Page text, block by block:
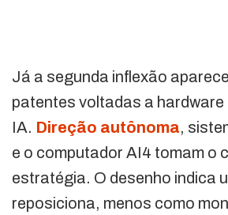
Já a segunda inflexão
patentes voltadas a hardware
IA. Direção autônoma,
e o computador AI4 tomam o
estratégia. O desenho indica
reposiciona, menos como